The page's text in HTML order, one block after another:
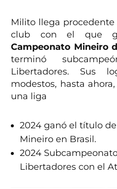
Milito llega procedente
club con el que
Campeonato Mineiro
terminó
Libertadores. Sus
modestos, hasta
una liga
2024 ganó el título
Mineiro en Brasil.
2024
Libertadores con el